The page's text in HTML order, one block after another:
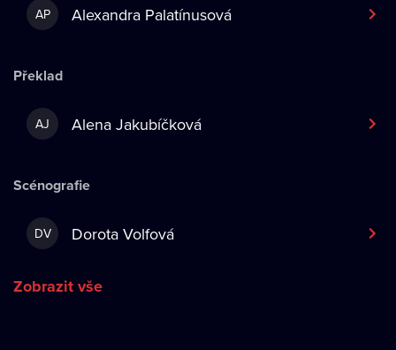
AP Alexandra Palatínusová
Překlad
AJ Alena Jakubíčková
Scénografie
DV Dorota Volfová
Zobrazit vše